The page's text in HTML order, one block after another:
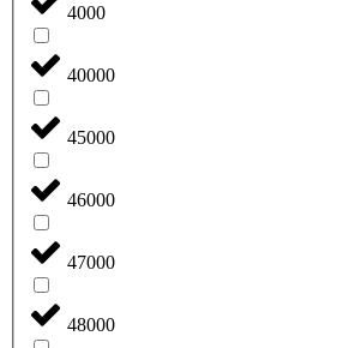
4000
40000
45000
46000
47000
48000